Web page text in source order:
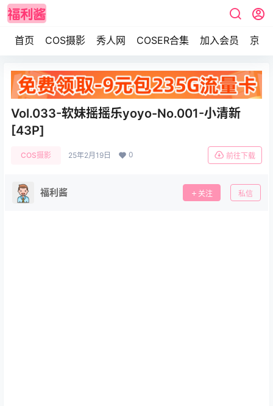
首页 COS摄影 秀人网 COSER合集 加入会员 京东
Vol.033-软妹摇摇乐yoyo-No.001-小清新
[43P]
COS摄影 25年2月19日 0 前往下载
福利酱 关注 私信